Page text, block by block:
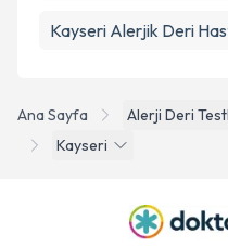
Ana Sayfa
Alerji Deri
Kayseri
Kayseri Alerjik Deri